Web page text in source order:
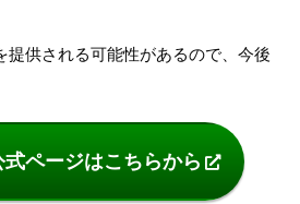
提供される可能性があるので、今後
ページはこちらから